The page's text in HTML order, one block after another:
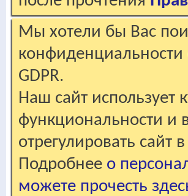
Мы хотели бы Вас
конфиденциальности
GDPR.
Наш сайт использует
функциональности и
отрегулировать сайт
Подробнее о
можете прочесть